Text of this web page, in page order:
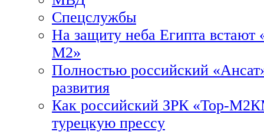
Спецслужбы
На защиту неба Египта встают
М2»
Полностью российский
развития
Как российский ЗРК «Тор-
турецкую прессу